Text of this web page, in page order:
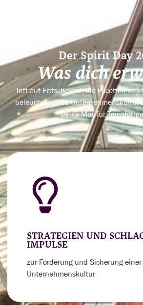
Der Spirit Day
Was dich
Triff auf Entscheider, die Facetten des
beleuchten, ihre Unternehmenskultur
tanke Mut für
STRATEGIEN UND
IMPULSE
zur Förderung und Sicherung
Unternehmenskultur